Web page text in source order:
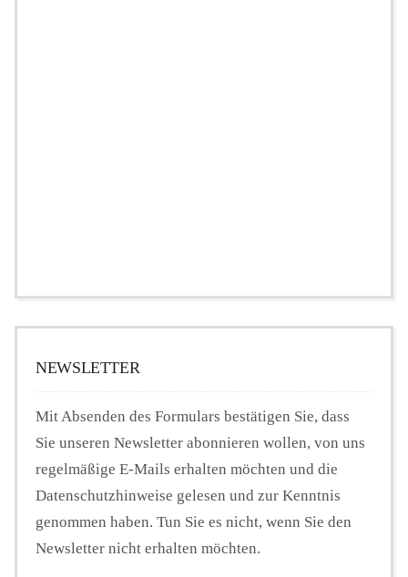
NEWSLETTER
Mit Absenden des Formulars bestätigen Sie, dass
Sie unseren Newsletter abonnieren wollen, von uns
regelmäßige E-Mails erhalten möchten und die
Datenschutzhinweise gelesen und zur Kenntnis
genommen haben. Tun Sie es nicht, wenn Sie den
Newsletter nicht erhalten möchten.